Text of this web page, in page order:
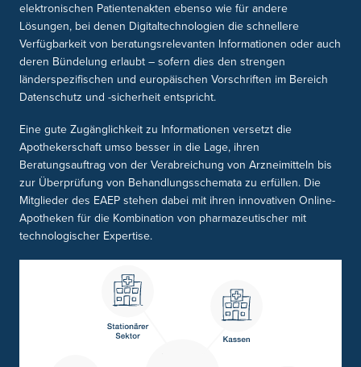
elektronischen Patientenakten ebenso wie für andere
Lösungen, bei denen Digitaltechnologien die schnellere
Verfügbarkeit von beratungsrelevanten Informationen oder auch
deren Bündelung erlaubt – sofern dies den strengen
länderspezifischen und europäischen Vorschriften im Bereich
Datenschutz und -sicherheit entspricht.
Eine gute Zugänglichkeit zu Informationen versetzt die
Apothekerschaft umso besser in die Lage, ihren
Beratungsauftrag von der Verabreichung von Arzneimitteln bis
zur Überprüfung von Behandlungsschemata zu erfüllen. Die
Mitglieder des EAEP stehen dabei mit ihren innovativen Online-
Apotheken für die Kombination von pharmazeutischer mit
technologischer Expertise.